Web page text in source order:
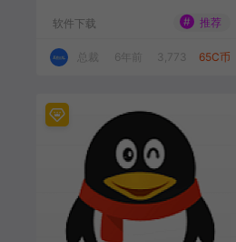
软件下载 # 推荐
总裁 6年前 3,773 65C币